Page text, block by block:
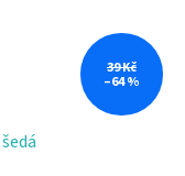
39 Kč
–64 %